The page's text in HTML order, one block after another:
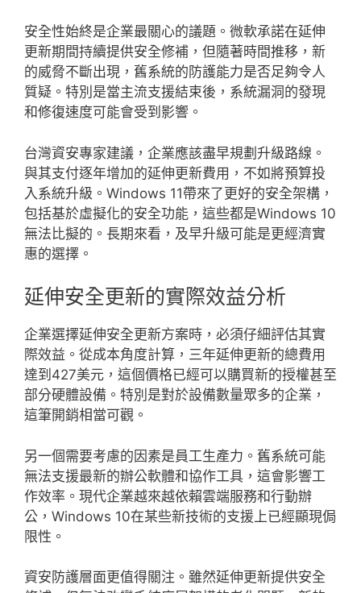
安全性始終是企業最關心的議題。微軟承諾在延伸
更新期間持續提供安全修補，但隨著時間推移，新
的威脅不斷出現，舊系統的防護能力是否足夠令人
質疑。特別是當主流支援結束後，系統漏洞的發現
和修復速度可能會受到影響。
台灣資安專家建議，企業應該盡早規劃升級路線。
與其支付逐年增加的延伸更新費用，不如將預算投
入系統升級。Windows 11帶來了更好的安全架構，
包括基於虛擬化的安全功能，這些都是Windows 10
無法比擬的。長期來看，及早升級可能是更經濟實
惠的選擇。
延伸安全更新的實際效益分析
企業選擇延伸安全更新方案時，必須仔細評估其實
際效益。從成本角度計算，三年延伸更新的總費用
達到427美元，這個價格已經可以購買新的授權甚至
部分硬體設備。特別是對於設備數量眾多的企業，
這筆開銷相當可觀。
另一個需要考慮的因素是員工生產力。舊系統可能
無法支援最新的辦公軟體和協作工具，這會影響工
作效率。現代企業越來越依賴雲端服務和行動辦
公，Windows 10在某些新技術的支援上已經顯現侷
限性。
資安防護層面更值得關注。雖然延伸更新提供安全